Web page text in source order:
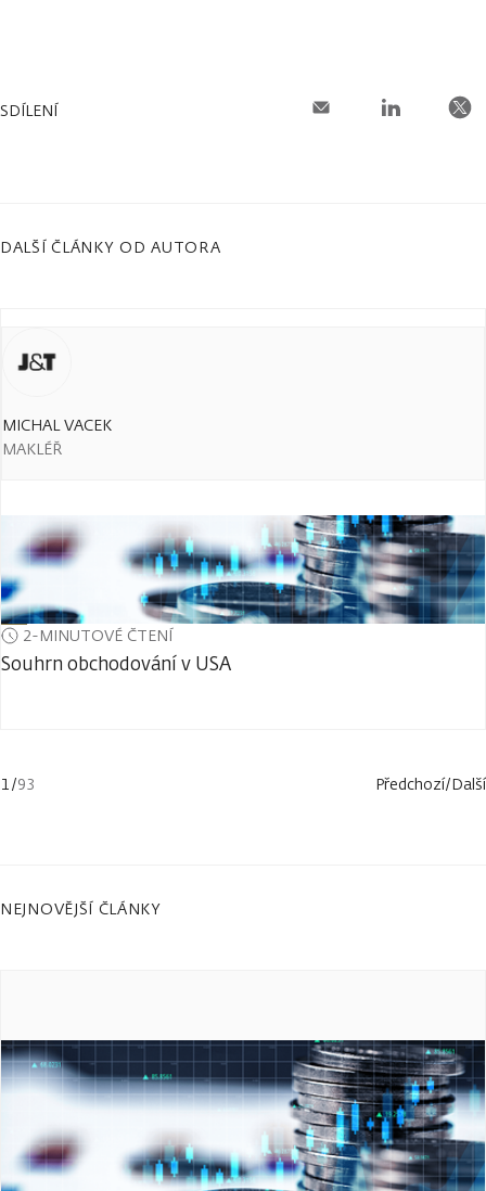
SDÍLENÍ
DALŠÍ ČLÁNKY OD AUTORA
MICHAL VACEK
MAKLÉŘ
2-MINUTOVÉ ČTENÍ
Souhrn obchodování v USA
1/93 Předchozí/Další
NEJNOVĚJŠÍ ČLÁNKY